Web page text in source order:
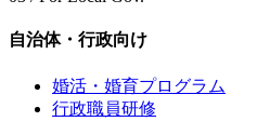
自治体・行政向け
婚活・婚育プログラム
行政職員研修